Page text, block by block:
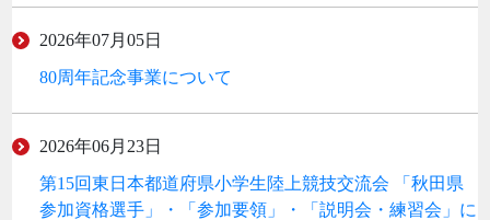
2026年07月05日
80周年記念事業について
2026年06月23日
第15回東日本都道府県小学生陸上競技交流会 「秋田県
参加資格選手」・「参加要領」・「説明会・練習会」に